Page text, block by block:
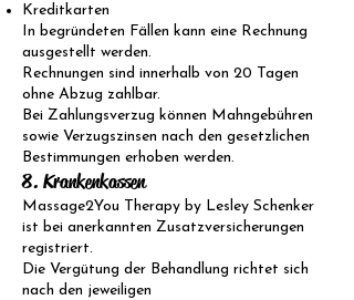
Kreditkarten
In begründeten Fällen kann eine Rechnung
ausgestellt werden.
Rechnungen sind innerhalb von 20 Tagen
ohne Abzug zahlbar.
Bei Zahlungsverzug können Mahngebühren
sowie Verzugszinsen nach den gesetzlichen
Bestimmungen erhoben werden.
8. Krankenkassen
Massage2You Therapy by Lesley Schenker
ist bei anerkannten Zusatzversicherungen
registriert.
Die Vergütung der Behandlung richtet sich
nach den jeweiligen